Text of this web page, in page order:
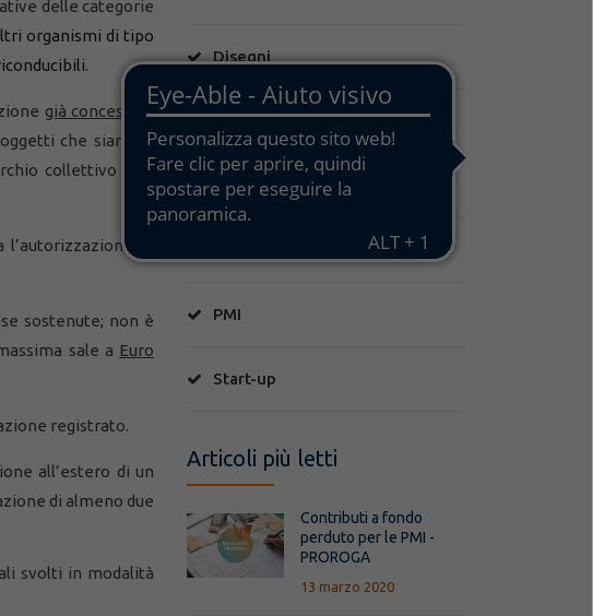
delle categorie
organismi di tipo
.
già concessi
al
che siano in
collettivo o di
al
sostenute; non è
sale a Euro
registrato.
all’estero di un
di almeno due
svolti in modalità
Disegni
Food & Wine
Jnews
PMI
Start-up
Articoli più letti
Contributi a fondo
perduto per le PMI -
PROROGA
13 marzo 2020